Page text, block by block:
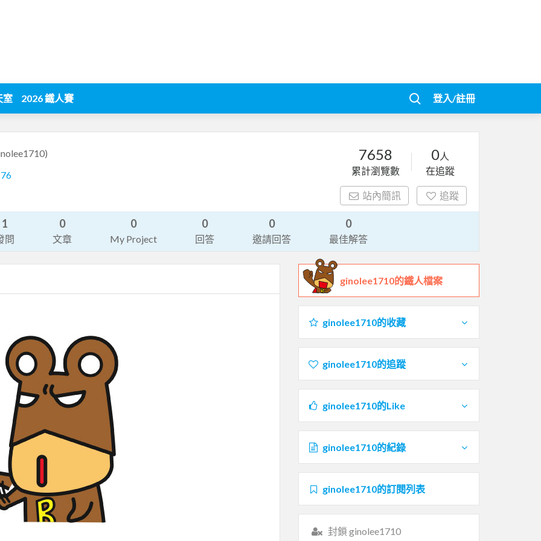
室 2026 鐵人賽 登入/註冊
7658
累計瀏覽數
0人
在追蹤
站內簡訊 追蹤
1
問
0
文章
0
My Project
0
回答
0
邀請回答
0
最佳解答
ginolee1710的鐵人檔案
ginolee1710的收藏
ginolee1710的追蹤
ginolee1710的Like
ginolee1710的紀錄
ginolee1710的訂閱列表
封鎖 ginolee1710